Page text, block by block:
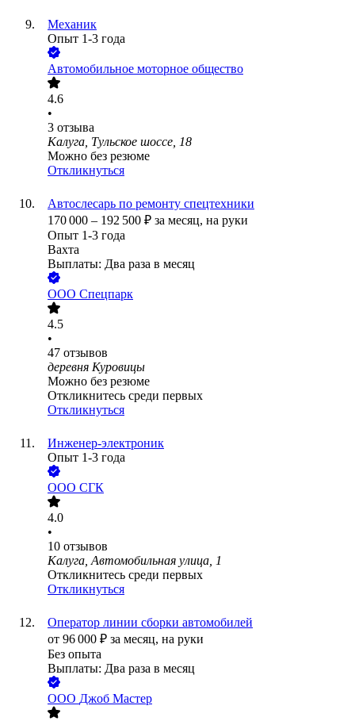
Механик
Опыт 1-3 года
Автомобильное моторное общество
4.6
•
3 отзыва
Калуга, Тульское шоссе, 18
Можно без резюме
Откликнуться
Автослесарь по ремонту спецтехники
170 000 – 192 500 ₽ за месяц, на руки
Опыт 1-3 года
Вахта
Выплаты: Два раза в месяц
ООО Спецпарк
4.5
•
47 отзывов
деревня Куровицы
Можно без резюме
Откликнитесь среди первых
Откликнуться
Инженер-электроник
Опыт 1-3 года
ООО СГК
4.0
•
10 отзывов
Калуга, Автомобильная улица, 1
Откликнитесь среди первых
Откликнуться
Оператор линии сборки автомобилей
от 96 000 ₽ за месяц, на руки
Без опыта
Выплаты: Два раза в месяц
ООО Джоб Мастер